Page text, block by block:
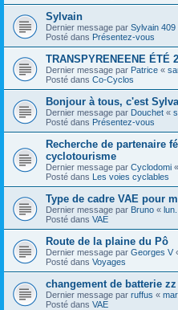
Sylvain
Dernier message par Sylvain 409
Posté dans Présentez-vous
TRANSPYRENEENE ÉTÉ
Dernier message par Patrice «
Posté dans Co-Cyclos
Bonjour à tous, c'est
Dernier message par Douchet «
Posté dans Présentez-vous
Recherche de partenaire
cyclotourisme
Dernier message par Cyclodomi «
Posté dans Les voies cyclables
Type de cadre VAE pour
Dernier message par Bruno «
Posté dans VAE
Route de la plaine du Pô
Dernier message par Georges V
Posté dans Voyages
changement de batterie zz
Dernier message par ruffus «
Posté dans VAE